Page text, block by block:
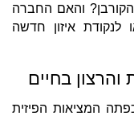
והאם החברה
לנקודת איזון חדשה
בחיים
המציאות הפיזית